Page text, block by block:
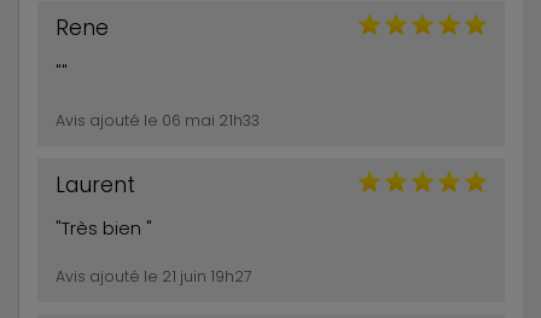
Rene
""
Avis ajouté le 06 mai 21h33
Laurent
"Très bien "
Avis ajouté le 21 juin 19h27